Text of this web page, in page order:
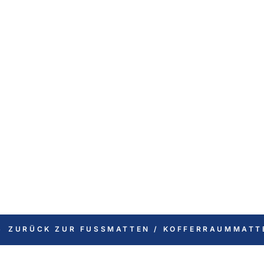
ZURÜCK ZUR FUSSMATTEN /